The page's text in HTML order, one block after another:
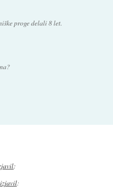
proge delali 8 let.
:
izjavil: